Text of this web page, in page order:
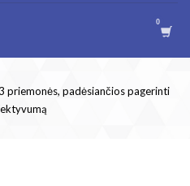
priemonės, padėsiančios pagerinti